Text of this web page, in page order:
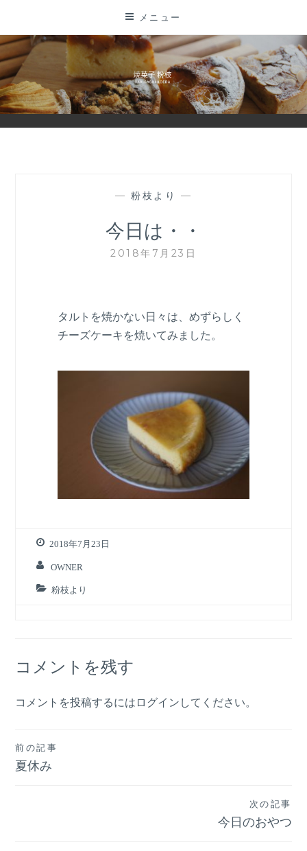
テ
ン
ツ
に
メニュー
— 粉枝より —
今日は・・
2018年7月23日
タルトを焼かない日々は、めずらしく
チーズケーキを焼いてみました。
2018年7月23日
OWNER
粉枝より
コメントを残す
コメントを投稿するには ログイン してください。
投
稿
前の記事
夏休み
次の記事
今日のおやつ